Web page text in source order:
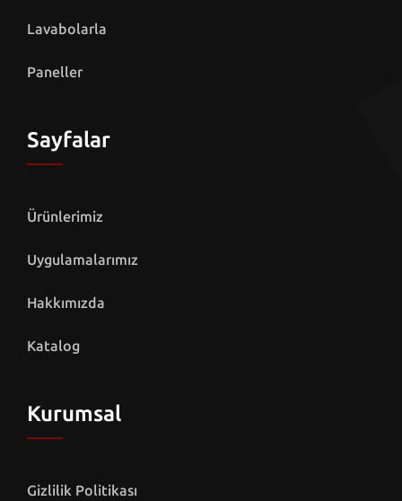
Lavabolarla
Paneller
Sayfalar
Ürünlerimiz
Uygulamalarımız
Hakkımızda
Katalog
Kurumsal
Gizlilik Politikası